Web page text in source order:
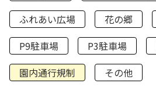
ふれあい広場
花の郷
P9駐車場
P3駐車場
園内通行規制
その他